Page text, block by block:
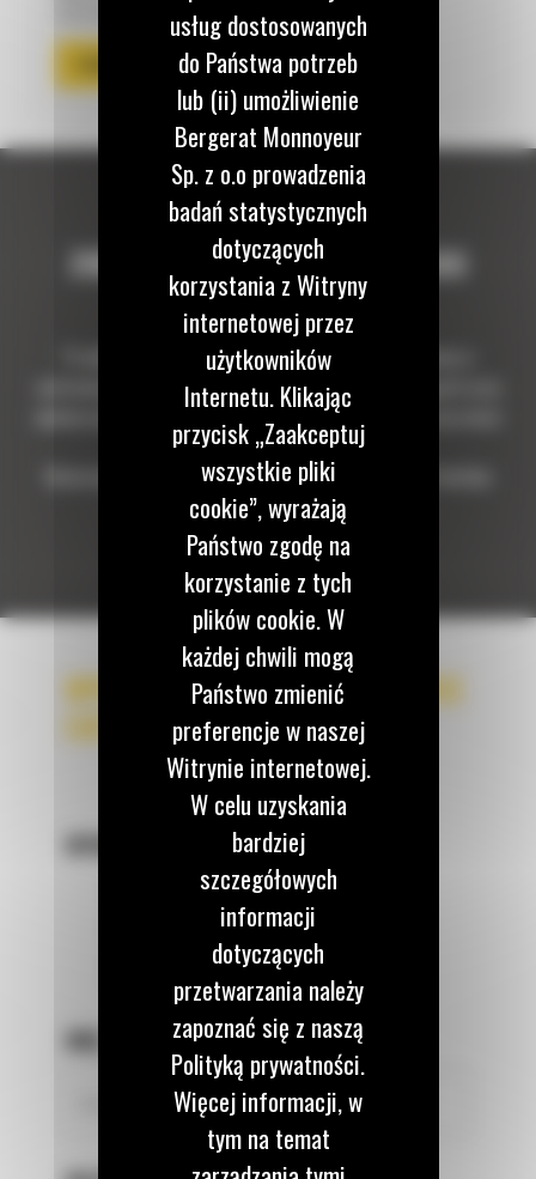
KOLEJNY
ZOBACZ GŁOWICĘ TRS6 PODCZAS
PRACY
Przykładowe wykorzystanie głowicy uchylno-obrotowej w
codziennej pracy operatorów minikoparek. Od precyzyjnych prac
wykończeniowych po zadania wymagające większej elastyczności
osprzętu.
Materiały pochodzą z publicznie dostępnych kanałów YouTube
użytkowników sprzętu.
WYPEŁNIJ FORMULARZ - GŁOWICE
WYBIERZ MODEL GŁOWICY
IMIĘ
usług dostosowanych
do Państwa potrzeb
lub (ii) umożliwienie
Bergerat Monnoyeur
Sp. z o.o prowadzenia
badań statystycznych
dotyczących
korzystania z Witryny
internetowej przez
użytkowników
Internetu. Klikając
przycisk „Zaakceptuj
wszystkie pliki
cookie”, wyrażają
Państwo zgodę na
korzystanie z tych
plików cookie. W
każdej chwili mogą
Państwo zmienić
preferencje w naszej
Witrynie internetowej.
W celu uzyskania
bardziej
szczegółowych
informacji
dotyczących
przetwarzania należy
zapoznać się z naszą
Polityką prywatności.
Więcej informacji, w
tym na temat